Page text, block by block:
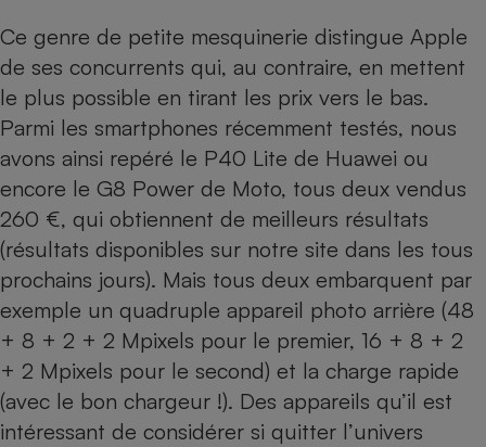
Ce genre de petite mesquinerie distingue Apple
de ses concurrents qui, au contraire, en mettent
le plus possible en tirant les prix vers le bas.
Parmi les smartphones récemment testés, nous
avons ainsi repéré le P40 Lite de Huawei ou
encore le G8 Power de Moto, tous deux vendus
260 €, qui obtiennent de meilleurs résultats
(résultats disponibles sur notre site dans les tous
prochains jours). Mais tous deux embarquent par
exemple un quadruple appareil photo arrière (48
+ 8 + 2 + 2 Mpixels pour le premier, 16 + 8 + 2
+ 2 Mpixels pour le second) et la charge rapide
(avec le bon chargeur !). Des appareils qu’il est
intéressant de considérer si quitter l’univers